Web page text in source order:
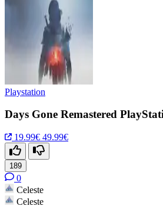
Playstation
Days Gone Remastered
19.99€ 49.99€
189
0
Celeste
Celeste